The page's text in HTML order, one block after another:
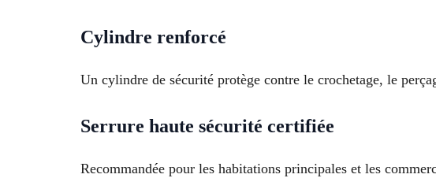
Cylindre renforcé
Un cylindre de sécurité protège contre le crochetage, le
Serrure haute sécurité certifiée
Recommandée pour les habitations principales et les